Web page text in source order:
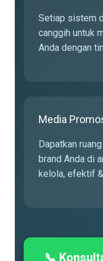
Setiap sistem
canggih untuk
Anda dengan
Media
Dapatkan
brand Anda di
kelola, efektif
📞